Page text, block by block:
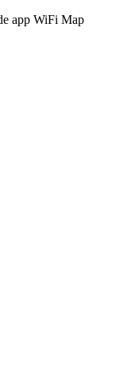
app WiFi Map